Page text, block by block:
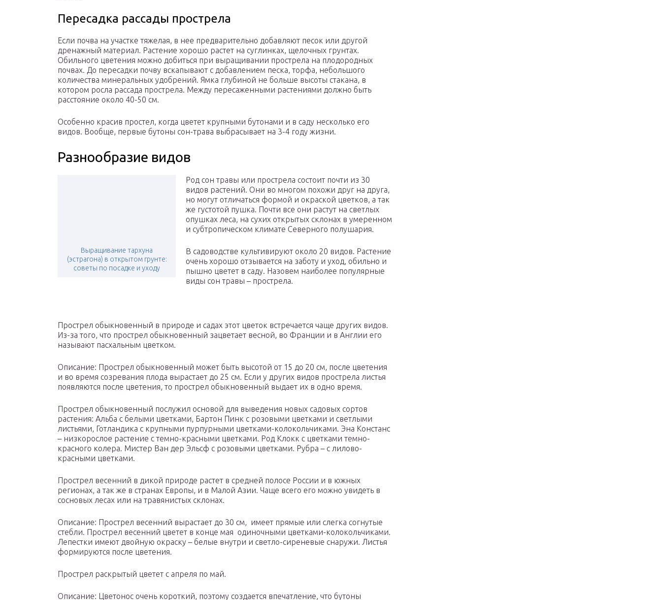
Пересадка рассады прострела
Если почва на участке тяжелая, в нее предварительно добавляют песок или другой
дренажный материал. Растение хорошо растет на суглинках, щелочных грунтах.
Обильного цветения можно добиться при выращивании прострела на плодородных
почвах. До пересадки почву вскапывают с добавлением песка, торфа, небольшого
количества минеральных удобрений. Ямка глубиной не больше высоты стакана, в
котором росла рассада прострела. Между пересаженными растениями должно быть
расстояние около 40-50 см.
Особенно красив простел, когда цветет крупными бутонами и в саду несколько его
видов. Вообще, первые бутоны сон-трава выбрасывает на 3-4 году жизни.
Разнообразие видов
Выращивание тархуна
(эстрагона) в открытом грунте:
советы по посадке и уходу
Род сон травы или прострела состоит почти из 30
видов растений. Они во многом похожи друг на друга,
но могут отличаться формой и окраской цветков, а так
же густотой пушка. Почти все они растут на светлых
опушках леса, на сухих открытых склонах в умеренном
и субтропическом климате Северного полушария.
В садоводстве культивируют около 20 видов. Растение
очень хорошо отзывается на заботу и уход, обильно и
пышно цветет в саду. Назовем наиболее популярные
виды сон травы – прострела.
Прострел обыкновенный в природе и садах этот цветок встречается чаще других видов.
Из-за того, что прострел обыкновенный зацветает весной, во Франции и в Англии его
называют пасхальным цветком.
Описание: Прострел обыкновенный может быть высотой от 15 до 20 см, после цветения
и во время созревания плода вырастает до 25 см. Если у других видов прострела листья
появляются после цветения, то прострел обыкновенный выдает их в одно время.
Прострел обыкновенный послужил основой для выведения новых садовых сортов
растения: Альба с белыми цветками, Бартон Пинк с розовыми цветками и светлыми
листьями, Готландика с крупными пурпурными цветками-колокольчиками. Эна Констанс
– низкорослое растение с темно-красными цветками. Род Клокк с цветками темно-
красного колера. Мистер Ван дер Эльсф с розовыми цветками. Рубра – с лилово-
красными цветками.
Прострел весенний в дикой природе растет в средней полосе России и в южных
регионах, а так же в странах Европы, и в Малой Азии. Чаще всего его можно увидеть в
сосновых лесах или на травянистых склонах.
Описание: Прострел весенний вырастает до 30 см, имеет прямые или слегка согнутые
стебли. Прострел весенний цветет в конце мая одиночными цветками-колокольчиками.
Лепестки имеют двойную окраску – белые внутри и светло-сиреневые снаружи. Листья
формируются после цветения.
Прострел раскрытый цветет с апреля по май.
Описание: Цветонос очень короткий, поэтому создается впечатление, что бутоны